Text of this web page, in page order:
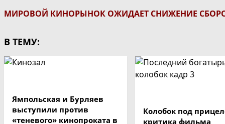
МИРОВОЙ КИНОРЫНОК ОЖИДАЕТ СНИЖЕНИЕ
В ТЕМУ:
Ямпольская и Бурляев
выступили против
«теневого» кинопроката в
Колобок под
критика фильма